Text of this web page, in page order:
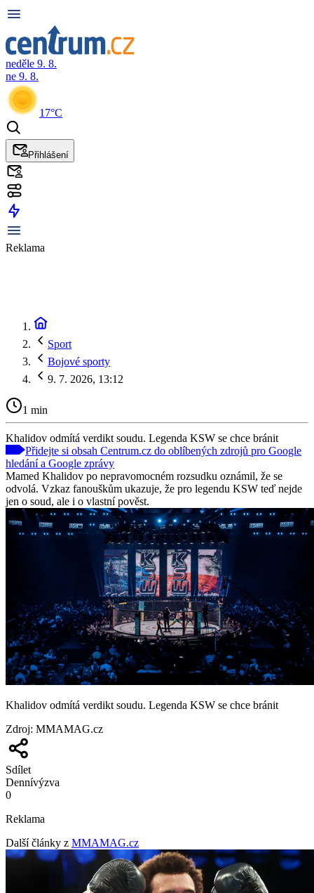
neděle 9. 8.
ne 9. 8.
17°C
Přihlášení
Reklama
Sport
Bojové sporty
9. 7. 2026, 13:12
1 min
Khalidov odmítá verdikt soudu. Legenda KSW se chce bránit
Přidejte si obsah Centrum.cz do oblíbených zdrojů pro Google
hledání a Google zprávy
Mamed Khalidov po nepravomocném rozsudku oznámil, že se
odvolá. Vzkaz fanouškům ukazuje, že pro legendu KSW teď nejde
jen o soud, ale i o vlastní pověst.
Khalidov odmítá verdikt soudu. Legenda KSW se chce bránit
Zdroj: MMAMAG.cz
Sdílet
Dennívýzva
0
Reklama
Další články z MMAMAG.cz